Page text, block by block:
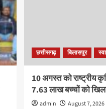
छत्तीसगढ़ बिलासपुर
10 अगस्त को राष्ट्रीय
7.63 लाख बच्चों को
admin August 7, 2026